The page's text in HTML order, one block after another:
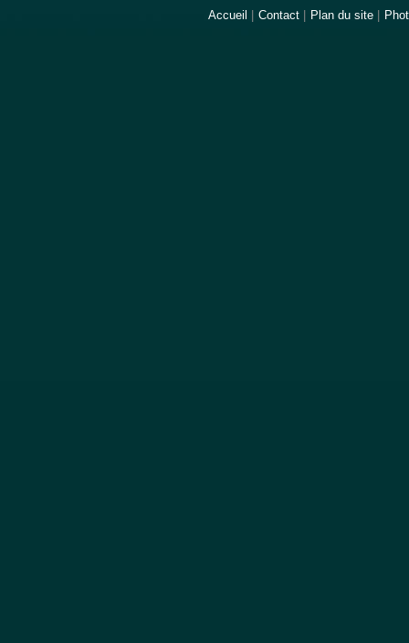
Accueil Contact Plan du site